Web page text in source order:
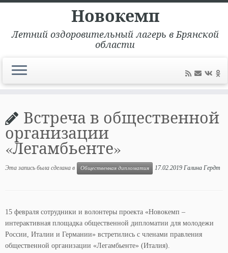
содержимому
Новокемп
Летний оздоровительный лагерь в Брянской
области
Встреча в общественной
организации
«Легамбьенте»
Эта запись была сделана в Общественная дипломатия 17.02.2019 Галина Гердт
15 февраля сотрудники и волонтеры проекта «Новокемп –
интерактивная площадка общественной дипломатии для молодежи
России, Италии и Германии» встретились с членами правления
общественной организации «Легамбьенте» (Италия).